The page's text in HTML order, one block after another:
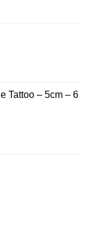
Tattoo – 5cm – 6